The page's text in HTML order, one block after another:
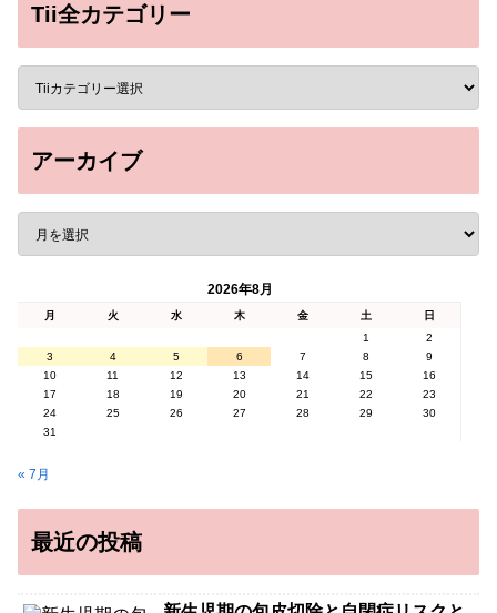
Tii全カテゴリー
アーカイブ
2026年8月
月 火 水 木 金 土
日
1
2
3
4 5 6 7 8
9
10
11 12 13 14 15
16
17
18 19 20 21 22
23
24
25 26 27 28 29
30
31
« 7月
最近の投稿